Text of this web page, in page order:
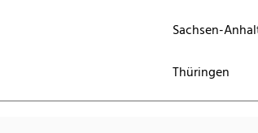
Sachsen-
Thüringen